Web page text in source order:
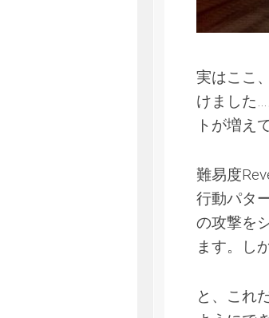
実はここ
けました
トが増え
難易度
行動パタ
の攻撃を
ます。し
と、これ